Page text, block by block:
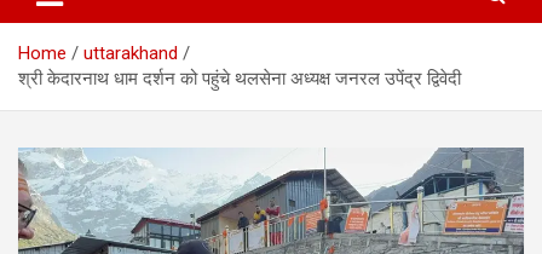
Home
uttarakhand
श्री केदारनाथ धाम दर्शन‌ को पहुंचे थलसेना अध्यक्ष जनरल उपेंद्र द्विवेदी